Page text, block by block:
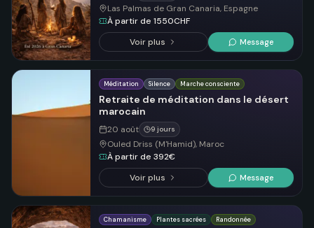
Las Palmas de Gran Canaria, Espagne
À partir de 1550CHF
Voir plus
Message
Méditation Silence Marche consciente
Retraite de méditation dans le désert
marocain
20 août 9 jours
Ouled Driss (M'Hamid), Maroc
À partir de 392€
Voir plus
Message
Chamanisme Plantes sacrées Randonnée